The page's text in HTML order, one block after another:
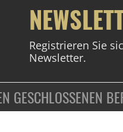
Registrieren Sie
Newsletter.
GESCHLOSSENEN